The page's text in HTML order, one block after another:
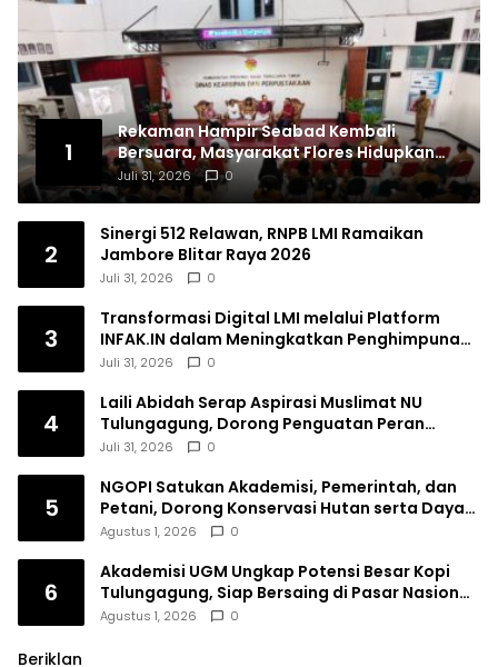
1
Rekaman Hampir Seabad Kembali
Bersuara, Masyarakat Flores Hidupkan
Lagi Ingatan Leluhur
Juli 31, 2026 0
2
Sinergi 512 Relawan, RNPB LMI Ramaikan
Jambore Blitar Raya 2026
Juli 31, 2026 0
3
Transformasi Digital LMI melalui Platform
INFAK.IN dalam Meningkatkan Penghimpunan
Dana Filantropi Islam
Juli 31, 2026 0
4
Laili Abidah Serap Aspirasi Muslimat NU
Tulungagung, Dorong Penguatan Peran
Perempuan
Juli 31, 2026 0
5
NGOPI Satukan Akademisi, Pemerintah, dan
Petani, Dorong Konservasi Hutan serta Daya
Saing Kopi Tulungagung
Agustus 1, 2026 0
6
Akademisi UGM Ungkap Potensi Besar Kopi
Tulungagung, Siap Bersaing di Pasar Nasional
hingga Dunia
Agustus 1, 2026 0
Beriklan